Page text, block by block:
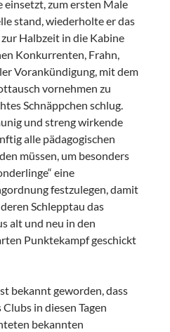
zum ersten Male
stand, wiederholte er das
Halbzeit in die Kabine
Konkurrenten, Frahn,
Vorankündigung, mit dem
vornehmen zu
Schnäppchen schlug.
und streng wirkende
alle pädagogischen
müssen, um besonders
eine
festzulegen, damit
Schlepptau das
alt und neu in den
Punktekampf geschickt
bekannt geworden, dass
in diesen Tagen
bekannten